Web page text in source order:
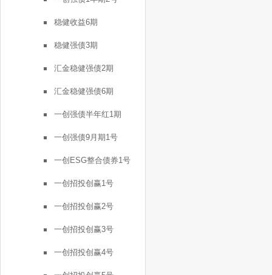
稳健收益6期
稳健强债3期
汇金稳健强债2期
汇金稳健强债6期
一创强债半年红1期
一创强债9月期1号
一创ESG整合债券1号
一创招投创赢1号
一创招投创赢2号
一创招投创赢3号
一创招投创赢4号